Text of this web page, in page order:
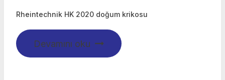
Rheintechnik HK 2020 doğum krikosu
Devamını oku